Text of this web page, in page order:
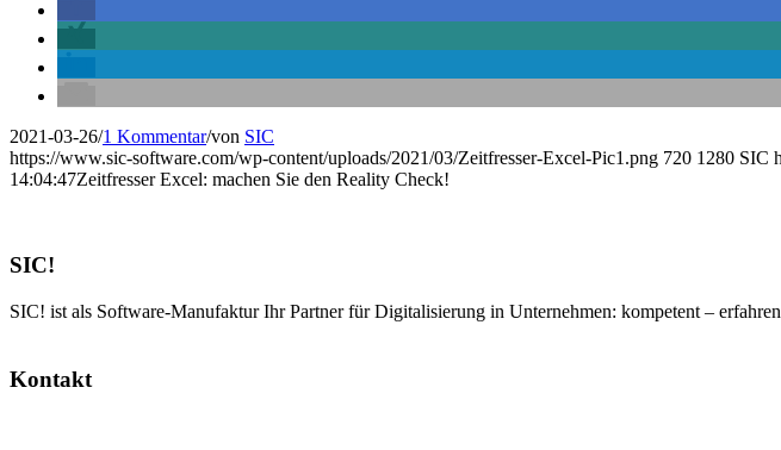
2021-03-26/1 Kommentar/von SIC
https://www.sic-software.com/wp-content/uploads/2021/03/Zeitfresser-Excel-Pic1.png 720 1280 SIC
14:04:47Zeitfresser Excel: machen Sie den Reality Check!
SIC!
SIC! ist als Software-Manufaktur Ihr Partner für Digitalisierung in Unternehmen: kompetent –
Kontakt